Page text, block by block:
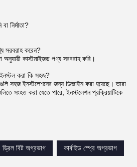
নির্মাতা?
সরবরাহ করেন?
অনুযায়ী কাস্টমাইজড পণ্য সরবরাহ করি।
করা কি সহজ?
সহজ ইনস্টলেশনের জন্য ডিজাইন করা হয়েছে। তারা
সংহত করা যেতে পারে, ইনস্টলেশন প্রক্রিয়াটিকে
ড্রিল বিট অগ্রভাগ কার্বাইড স্প্রে অগ্রভাগ